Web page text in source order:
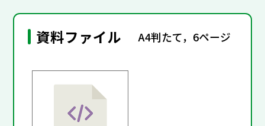
資料ファイル A4判たて，6ページ